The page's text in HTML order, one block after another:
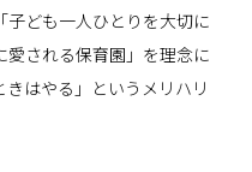
ども一人ひとりを大切に
愛される保育園」を理念に
はやる」というメリハリ